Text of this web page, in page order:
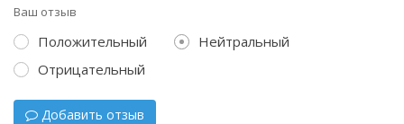
Ваш отзыв
Положительный
Нейтральный
Отрицательный
Добавить отзыв